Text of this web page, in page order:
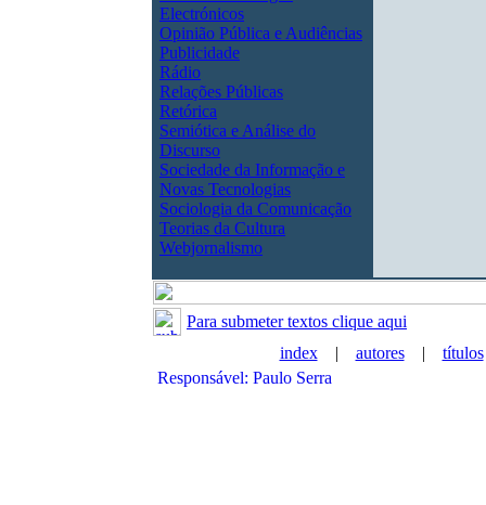
Electrónicos
Opinião Pública e Audiências
Publicidade
Rádio
Relações Públicas
Retórica
Semiótica e Análise do
Discurso
Sociedade da Informação e
Novas Tecnologias
Sociologia da Comunicação
Teorias da Cultura
Webjornalismo
Para submeter textos clique aqui
index| autores| títulos